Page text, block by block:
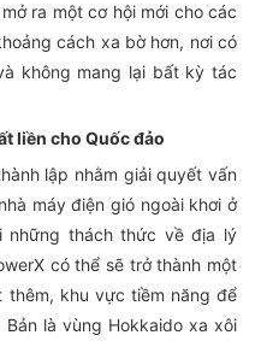
ra một cơ hội mới cho các
cách xa bờ hơn, nơi có
không mang lại bất kỳ tác
liền cho Quốc đảo
lập nhằm giải quyết vấn
máy điện gió ngoài khơi ở
những thách thức về địa lý
có thể sẽ trở thành một
khu vực tiềm năng để
là vùng Hokkaido xa xôi